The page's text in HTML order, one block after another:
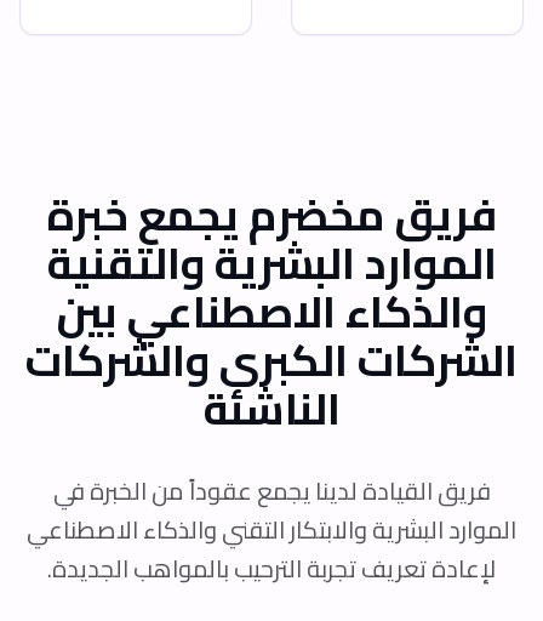
فريق مخضرم يجمع خبرة
الموارد البشرية والتقنية
والذكاء الاصطناعي بين
الشركات الكبرى والشركات
الناشئة
فريق القيادة لدينا يجمع عقوداً من الخبرة في
الموارد البشرية والابتكار التقني والذكاء الاصطناعي
لإعادة تعريف تجربة الترحيب بالمواهب الجديدة.